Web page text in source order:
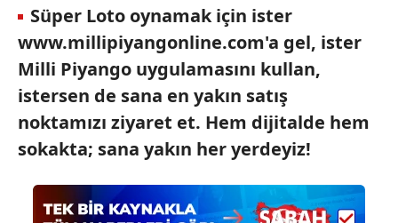
Metnimizi ziyaret edebilirsiniz.
6698 sayılı Kişisel Verilerin Korunması Kanunu uyarınca
hazırlanmış Aydınlatma Metnimizi okumak ve sitemizde
ilgili mevzuata uygun olarak kullanılan çerezlerle ilgili bilgi
almak için lütfentıklayınız.
Süper Loto oynamak için ister
www.millipiyangonline.com'a gel, ister
Milli Piyango uygulamasını kullan,
istersen de sana en yakın satış
noktamızı ziyaret et. Hem dijitalde hem
sokakta; sana yakın her yerdeyiz!